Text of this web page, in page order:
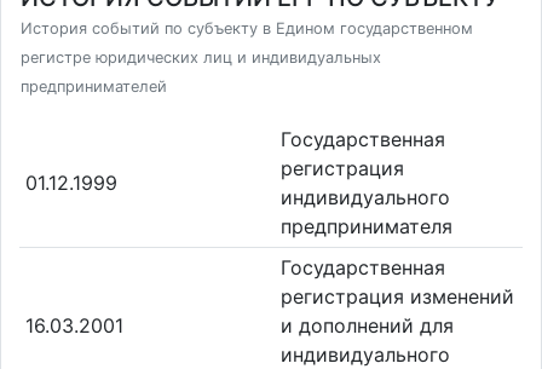
История событий по субъекту в Едином государственном
регистре юридических лиц и индивидуальных
предпринимателей
01.12.1999
Государственная
регистрация
индивидуального
предпринимателя
16.03.2001
Государственная
регистрация изменений
и дополнений для
индивидуального